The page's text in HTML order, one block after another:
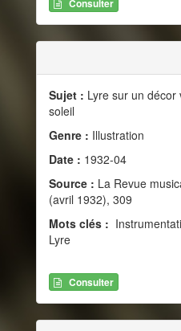
Consulter
Sujet : Lyre sur un
soleil
Genre : Illustration
Date : 1932-04
Source : La Revue
(avril 1932), 309
Mots clés :
Lyre
Consulter